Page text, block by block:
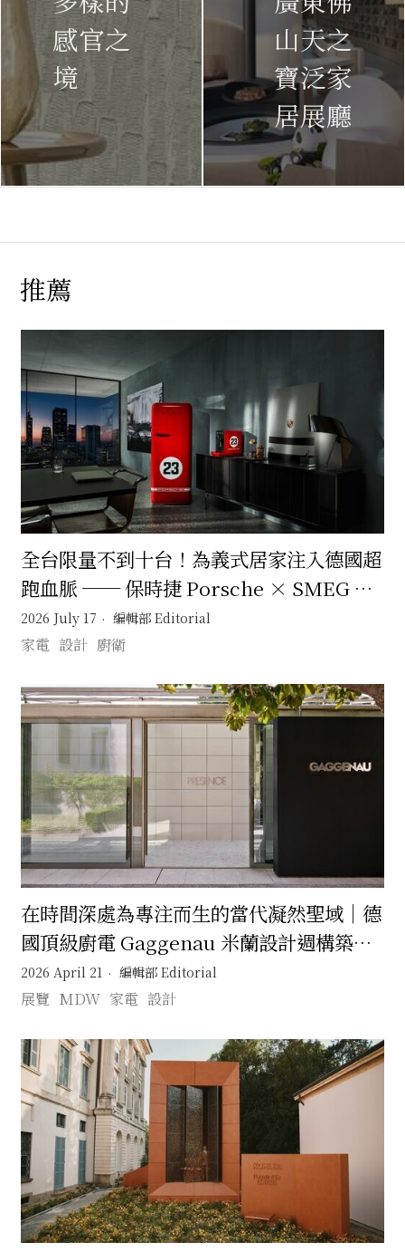
感官之
境
山天之
寶泛家
居展廳
推薦
全台限量不到十台！為義式居家注入德國超
跑血脈 ── 保時捷 Porsche × SMEG 將
賽道傳奇淬鍊為日常設計美學
2026 July 17 編輯部 Editorial
家電 設計 廚衛
在時間深處為專注而生的當代凝然聖域｜德
國頂級廚電 Gaggenau 米蘭設計週構築一
座回應時代的靜默之境
2026 April 21 編輯部 Editorial
展覽 MDW 家電 設計